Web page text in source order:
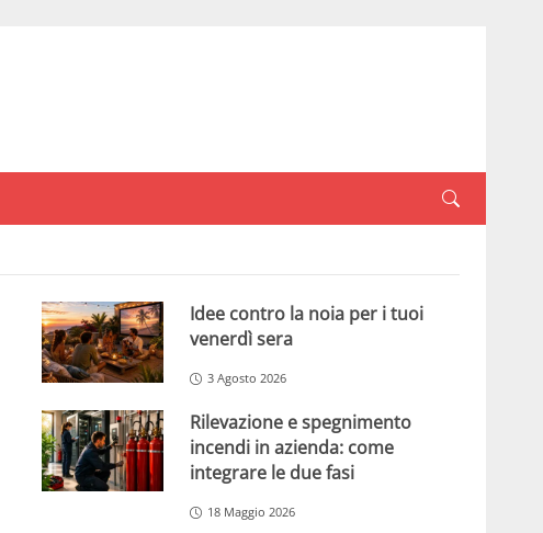
Idee contro la noia per i tuoi
venerdì sera
3 Agosto 2026
Rilevazione e spegnimento
incendi in azienda: come
integrare le due fasi
18 Maggio 2026